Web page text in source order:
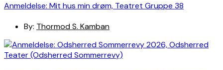
Anmeldelse: Mit hus min drøm, Teatret Gruppe 38
By: Thormod S. Kamban